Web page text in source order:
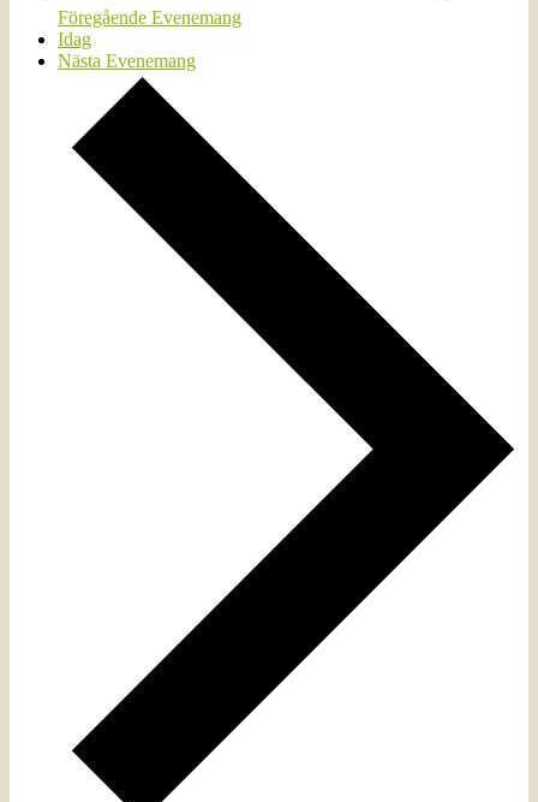
Föregående Evenemang
Idag
Nästa Evenemang